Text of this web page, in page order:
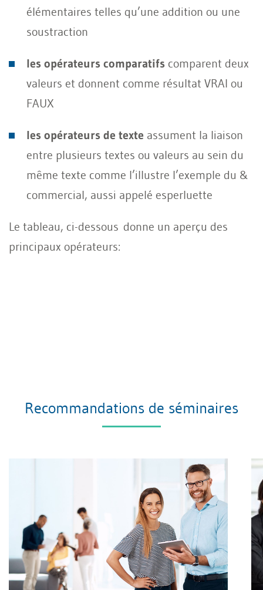
élémentaires telles qu’une addition ou une
soustraction
les opérateurs comparatifs comparent deux
valeurs et donnent comme résultat VRAI ou
FAUX
les opérateurs de texte assument la liaison
entre plusieurs textes ou valeurs au sein du
même texte comme l’illustre l’exemple du &
commercial, aussi appelé esperluette
Le tableau, ci-dessous donne un aperçu des
principaux opérateurs:
Recommandations de séminaires